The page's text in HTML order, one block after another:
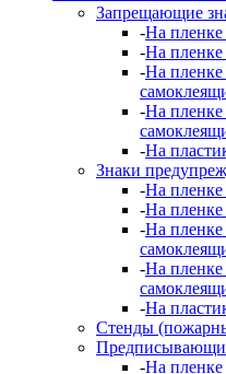
Запрещающие
-На пленке
-На пленке
-На
-На
-На
Знаки
-На пленке
-На пленке
-На
-На
-На
Стенды
-На пленке